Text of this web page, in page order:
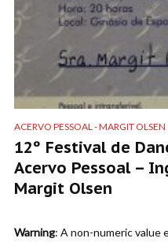
ACERVO PESSOAL - MARGIT OLSEN
12º Festival de
Acervo Pessoal –
Margit Olsen
Warning: A non-numeric value